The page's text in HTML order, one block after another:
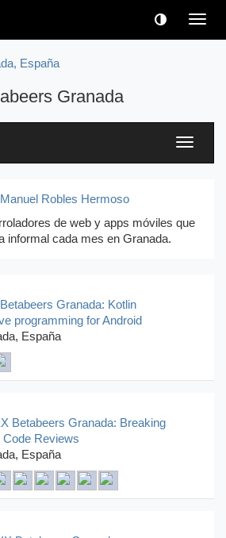
España
Granada
Toggle
Robles Hermoso
de web y apps móviles que
informal cada mes en Granada.
Granada: Kotlin
programming for Android
España
Betabeers Granada: Breaking
Code Reviews
España